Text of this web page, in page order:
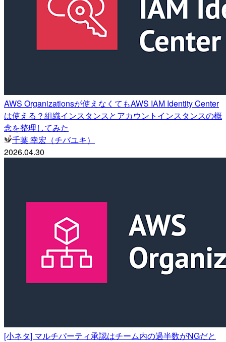
AWS Organizationsが使えなくてもAWS IAM Identity Center
は使える？組織インスタンスとアカウントインスタンスの概
念を整理してみた
千葉 幸宏（チバユキ）
2026.04.30
[小ネタ] マルチパーティ承認はチーム内の過半数がNGだと